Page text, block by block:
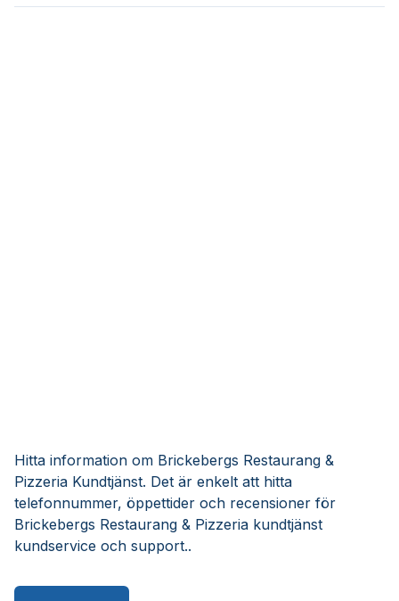
Hitta information om Brickebergs Restaurang &
Pizzeria Kundtjänst. Det är enkelt att hitta
telefonnummer, öppettider och recensioner för
Brickebergs Restaurang & Pizzeria kundtjänst
kundservice och support..